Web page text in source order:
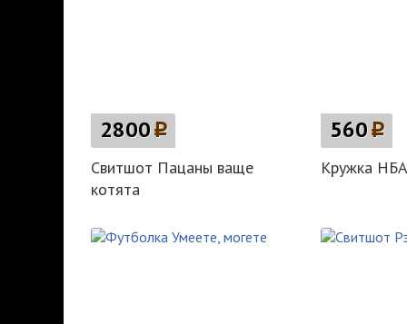
2800p
Свитшот Пацаны ваще
котята
560p
Кружка НБА